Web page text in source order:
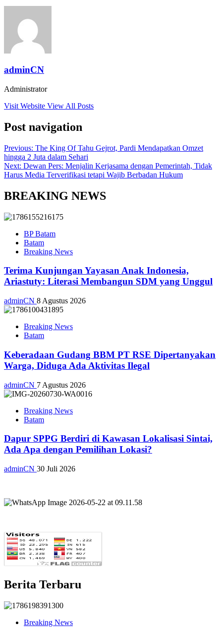
adminCN
Administrator
Visit Website View All Posts
Post navigation
Previous: The King Of Tahu Gejrot, Pardi Mendapatkan Omzet
hingga 2 Juta dalam Sehari
Next: Dewan Pers: Menjalin Kerjasama dengan Pemerintah, Tidak
Harus Media Terverifikasi tetapi Wajib Berbadan Hukum
BREAKING NEWS
BP Batam
Batam
Breaking News
Terima Kunjungan Yayasan Anak Indonesia,
Ariastuty: Literasi Membangun SDM yang Unggul
adminCN 8 Agustus 2026
Breaking News
Batam
Keberadaan Gudang BBM PT RSE Dipertanyakan
Warga, Diduga Ada Aktivitas Ilegal
adminCN 7 Agustus 2026
Breaking News
Batam
Dapur SPPG Berdiri di Kawasan Lokalisasi Sintai,
Ada Apa dengan Pemilihan Lokasi?
adminCN 30 Juli 2026
Berita Terbaru
Breaking News